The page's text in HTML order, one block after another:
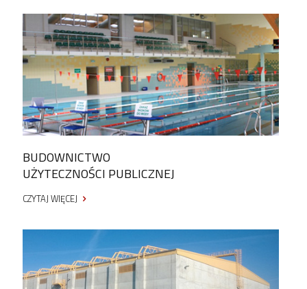
BUDOWNICTWO
UŻYTECZNOŚCI PUBLICZNEJ
CZYTAJ WIĘCEJ